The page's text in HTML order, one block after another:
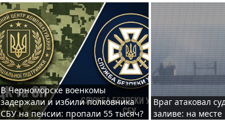
В Черноморске военкомы
задержали и избили полковника
СБУ на пенсии: пропали 55 тысяч?
Враг атаковал
заливе: на